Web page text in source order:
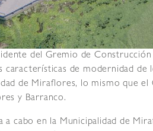
del Gremio de Construcción
de modernidad de
de Miraflores, lo mismo que
y Barranco.
a cabo en la Municipalidad de